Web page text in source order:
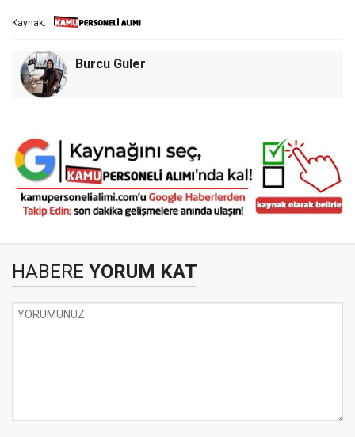
Kaynak:
Burcu Guler
HABERE YORUM KAT